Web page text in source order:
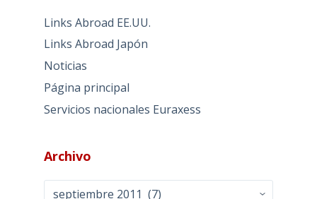
Links Abroad EE.UU.
Links Abroad Japón
Noticias
Página principal
Servicios nacionales Euraxess
Archivo
Archivo